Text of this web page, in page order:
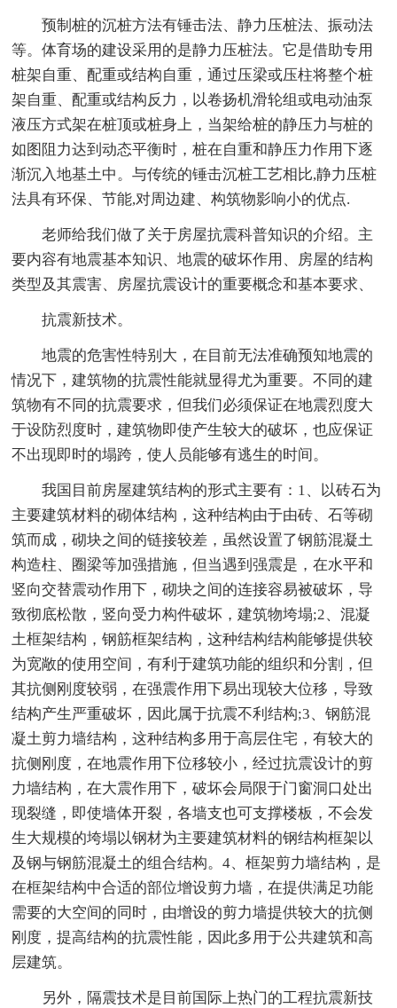
预制桩的沉桩方法有锤击法、静力压桩法、振动法
等。体育场的建设采用的是静力压桩法。它是借助专用
桩架自重、配重或结构自重，通过压梁或压柱将整个桩
架自重、配重或结构反力，以卷扬机滑轮组或电动油泵
液压方式架在桩顶或桩身上，当架给桩的静压力与桩的
如图阻力达到动态平衡时，桩在自重和静压力作用下逐
渐沉入地基土中。与传统的锤击沉桩工艺相比,静力压桩
法具有环保、节能,对周边建、构筑物影响小的优点.
老师给我们做了关于房屋抗震科普知识的介绍。主
要内容有地震基本知识、地震的破坏作用、房屋的结构
类型及其震害、房屋抗震设计的重要概念和基本要求、
抗震新技术。
地震的危害性特别大，在目前无法准确预知地震的
情况下，建筑物的抗震性能就显得尤为重要。不同的建
筑物有不同的抗震要求，但我们必须保证在地震烈度大
于设防烈度时，建筑物即使产生较大的破坏，也应保证
不出现即时的塌跨，使人员能够有逃生的时间。
我国目前房屋建筑结构的形式主要有：1、以砖石为
主要建筑材料的砌体结构，这种结构由于由砖、石等砌
筑而成，砌块之间的链接较差，虽然设置了钢筋混凝土
构造柱、圈梁等加强措施，但当遇到强震是，在水平和
竖向交替震动作用下，砌块之间的连接容易被破坏，导
致彻底松散，竖向受力构件破坏，建筑物垮塌;2、混凝
土框架结构，钢筋框架结构，这种结构结构能够提供较
为宽敞的使用空间，有利于建筑功能的组织和分割，但
其抗侧刚度较弱，在强震作用下易出现较大位移，导致
结构产生严重破坏，因此属于抗震不利结构;3、钢筋混
凝土剪力墙结构，这种结构多用于高层住宅，有较大的
抗侧刚度，在地震作用下位移较小，经过抗震设计的剪
力墙结构，在大震作用下，破坏会局限于门窗洞口处出
现裂缝，即使墙体开裂，各墙支也可支撑楼板，不会发
生大规模的垮塌以钢材为主要建筑材料的钢结构框架以
及钢与钢筋混凝土的组合结构。4、框架剪力墙结构，是
在框架结构中合适的部位增设剪力墙，在提供满足功能
需要的大空间的同时，由增设的剪力墙提供较大的抗侧
刚度，提高结构的抗震性能，因此多用于公共建筑和高
层建筑。
另外，隔震技术是目前国际上热门的工程抗震新技